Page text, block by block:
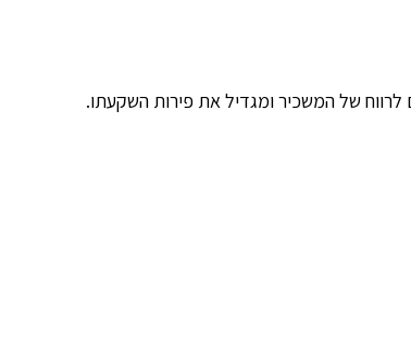
לרווח של המשכיר ומגדיל את פירות השקעתו.